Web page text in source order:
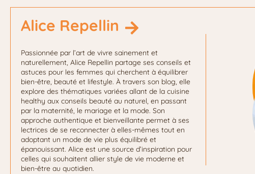
Alice Repellin
Passionnée par l’art de vivre sainement et
naturellement, Alice Repellin partage ses conseils et
astuces pour les femmes qui cherchent à équilibrer
bien-être, beauté et lifestyle. À travers son blog, elle
explore des thématiques variées allant de la cuisine
healthy aux conseils beauté au naturel, en passant
par la maternité, le mariage et la mode. Son
approche authentique et bienveillante permet à ses
lectrices de se reconnecter à elles-mêmes tout en
adoptant un mode de vie plus équilibré et
épanouissant. Alice est une source d’inspiration pour
celles qui souhaitent allier style de vie moderne et
bien-être au quotidien.